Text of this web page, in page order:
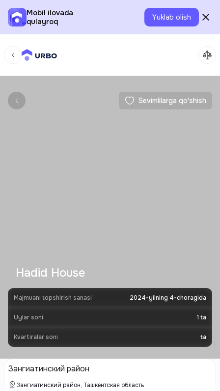
Mobil ilovada
qulayroq
Yuklab olish
Sevimlilarga qo'shish
Hadid House
Majmuani topshirish sanasi 2024-yilning 4-choragida
Uylar soni 1 ta
Kvartiralar soni ta
Зангиатинский район
Зангиатинский район, Ташкентская область